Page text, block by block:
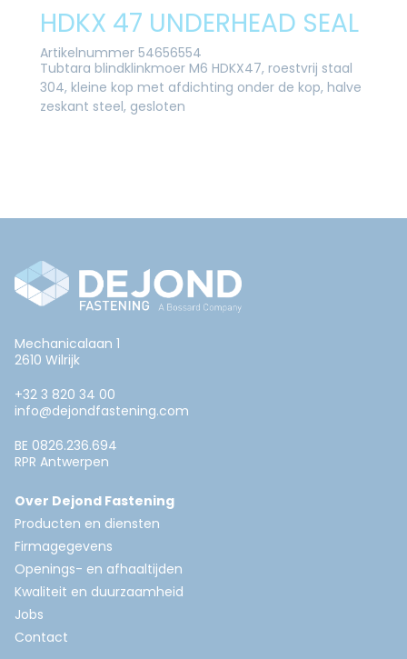
HDKX 47 UNDERHEAD SEAL
Artikelnummer 54656554
Tubtara blindklinkmoer M6 HDKX47, roestvrij staal
304, kleine kop met afdichting onder de kop, halve
zeskant steel, gesloten
Mechanicalaan 1
2610 Wilrijk
+32 3 820 34 00
info@dejondfastening.com
BE 0826.236.694
RPR Antwerpen
Over Dejond Fastening
Producten en diensten
Firmagegevens
Openings- en afhaaltijden
Kwaliteit en duurzaamheid
Jobs
Contact